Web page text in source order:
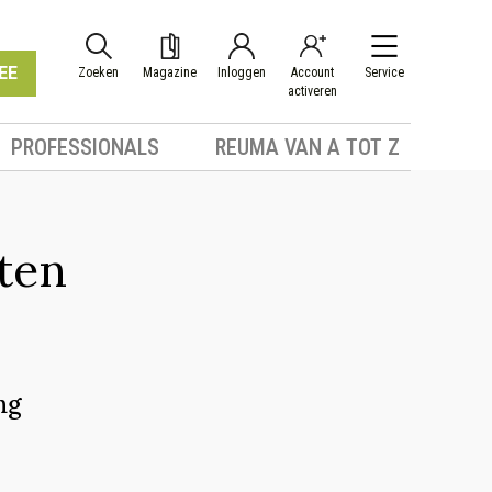
Zoeken Magazine Inloggen
Account
activeren
Service
PROFESSIONALS REUMA VAN A TOT Z